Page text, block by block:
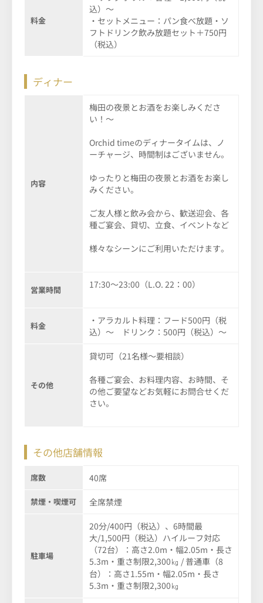
料金
込）～
・セットメニュー：パン食べ放題・ソ
フトドリンク飲み放題セット＋750円
（税込）
ディナー
内容
梅田の夜景とお酒をお楽しみくださ
い！～
Orchid timeのディナータイムは、ノ
ーチャージ、時間制はございません。
ゆったりと梅田の夜景とお酒をお楽し
みください。
ご友人様と飲み会から、歓送迎会、各
種ご宴会、貸切、立食、イベントなど
様々なシーンにご利用いただけます。
営業時間 17:30～23:00（L.O. 22：00）
料金
・アラカルト料理：フード500円（税
込）～ ドリンク：500円（税込）～
その他
貸切可（21名様～要相談）
各種ご宴会、お料理内容、お時間、そ
の他ご要望などお気軽にお問合せくだ
さい。
その他店舗情報
席数 40席
禁煙・喫煙可 全席禁煙
駐車場
20分/400円（税込）、6時間最
大/1,500円（税込）ハイルーフ対応
（72台）：高さ2.0m・幅2.05m・長さ
5.3m・重さ制限2,300㎏ / 普通車（8
台）：高さ1.55m・幅2.05m・長さ
5.3m・重さ制限2,300㎏